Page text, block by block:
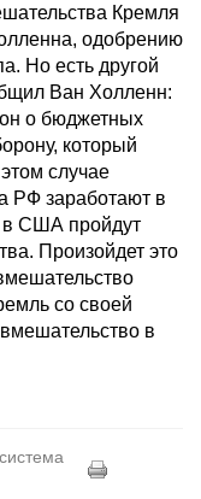
Кремля
одобрению
Но есть другой
Ван Холленн:
о бюджетных
который
случае
РФ заработают в
в США пройдут
Произойдет это
со своей
в